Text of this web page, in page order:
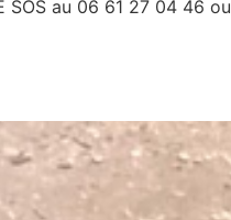
SOS au 06 61 27 04 46 ou